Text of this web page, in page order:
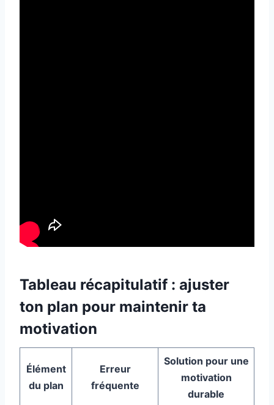
Tableau récapitulatif : ajuster
ton plan pour maintenir ta
motivation
Élément
du plan
Erreur
fréquente
Solution pour une
motivation
durable